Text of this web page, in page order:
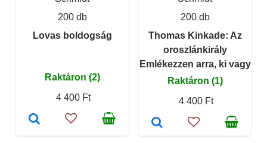
200 db
Lovas boldogság
Raktáron (2)
4 400 Ft
200 db
Thomas Kinkade: Az
oroszlánkirály
Emlékezzen arra, ki vagy
Raktáron (1)
4 400 Ft